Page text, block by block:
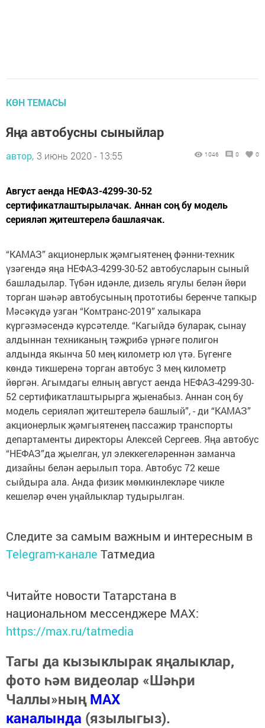
КӨН ТЕМАСЫ
Яңа автобусны сыныйлар
автор, 3 июнь 2020 - 13:55 1046 0 0
Август аенда НЕФАЗ-4299-30-52
сертификатлаштырылачак. Аннан соң бу модель
серияләп җитештерелә башлаячак.
“КАМАЗ” акционерлык җәмгыятенең фәнни-техник
үзәгендә яңа НЕФАЗ-4299-30-52 автобусларын сыный
башладылар. Түбән идәнле, дизель ягулы белән йөри
торган шәһәр автобусының прототибы беренче тапкыр
Мәсәкүдә узган “Комтранс-2019” халыкара
күргәзмәсендә күрсәтелде. “Кагыйдә буларак, сынау
алдыннан техниканың тәҗрибә үрнәге полигон
алдында якынча 50 мең километр юл үтә. Бүгенге
көндә тикшеренә торган автобус 3 мең километр
йөргән. Агымдагы елның август аенда НЕФАЗ-4299-30-
52 сертификатлаштырырга җыенабыз. Аннан соң бу
модель серияләп җитештерелә башлый”, - ди “КАМАЗ”
акционерлык җәмгыятенең пассажир транспорты
департаменты директоры Алексей Сергеев. Яңа автобус
“НЕФАЗ”да җыелган, ул элеккегеләреннән заманча
дизайны белән аерылып тора. Автобус 72 кеше
сыйдыра ала. Анда физик мөмкинлекләре чикле
кешеләр өчен уңайлыклар тудырылган.
Следите за самым важным и интересным в
Telegram-канале Татмедиа
Читайте новости Татарстана в
национальном мессенджере MАХ:
https://max.ru/tatmedia
Тагы да кызыклырак яңалыклар,
фото һәм видеолар «Шәһри
Чаллы»ныңMAX
каналында (язылыгыз).